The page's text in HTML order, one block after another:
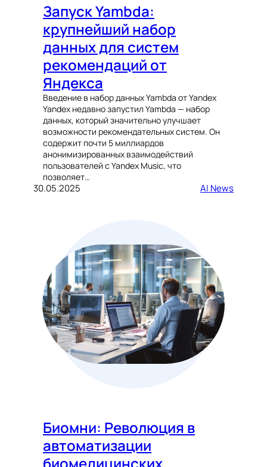
Запуск Yambda:
крупнейший набор
данных для систем
рекомендаций от
Яндекса
Введение в набор данных Yambda от Yandex
Yandex недавно запустил Yambda — набор
данных, который значительно улучшает
возможности рекомендательных систем. Он
содержит почти 5 миллиардов
анонимизированных взаимодействий
пользователей с Yandex Music, что
позволяет…
30.05.2025 AI News
Биомни: Революция в
автоматизации
биомедицинских